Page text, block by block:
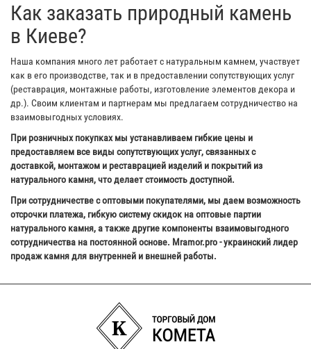
Как заказать природный камень
в Киеве?
Наша компания много лет работает с натуральным камнем, участвует
как в его производстве, так и в предоставлении сопутствующих услуг
(реставрация, монтажные работы, изготовление элементов декора и
др.). Своим клиентам и партнерам мы предлагаем сотрудничество на
взаимовыгодных условиях.
При розничных покупках мы устанавливаем гибкие цены и
предоставляем все виды сопутствующих услуг, связанных с
доставкой, монтажом и реставрацией изделий и покрытий из
натурального камня, что делает стоимость доступной.
При сотрудничестве с оптовыми покупателями, мы даем возможность
отсрочки платежа, гибкую систему скидок на оптовые партии
натурального камня, а также другие компоненты взаимовыгодного
сотрудничества на постоянной основе. Mramor.pro - украинский лидер
продаж камня для внутренней и внешней работы.